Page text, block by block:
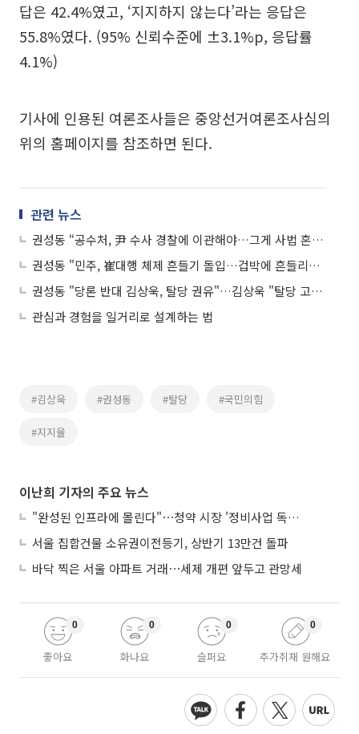
답은 42.4%였고, ‘지지하지 않는다’라는 응답은
55.8%였다. (95% 신뢰수준에 ±3.1%p, 응답률
4.1%)
기사에 인용된 여론조사들은 중앙선거여론조사심의
위의 홈페이지를 참조하면 된다.
관련 뉴스
권성동 “공수처, 尹 수사 경찰에 이관해야…그게 사법 혼란 줄이는 길”
권성동 "민주, 崔대행 체제 흔들기 돌입…겁박에 흔들리지 말아야"
권성동 "당론 반대 김상욱, 탈당 권유"…김상욱 "탈당 고려 안 해"
관심과 경험을 일거리로 설계하는 법
#김상욱 #권성동 #탈당 #국민의힘
#지지율
이난희 기자의 주요 뉴스
"완성된 인프라에 몰린다"⋯청약 시장 '정비사업 독주' 42배 격차
서울 집합건물 소유권이전등기, 상반기 13만건 돌파
바닥 찍은 서울 아파트 거래⋯세제 개편 앞두고 관망세
좋아요
0
화나요
0
슬퍼요
0
추가취재 원해요
0